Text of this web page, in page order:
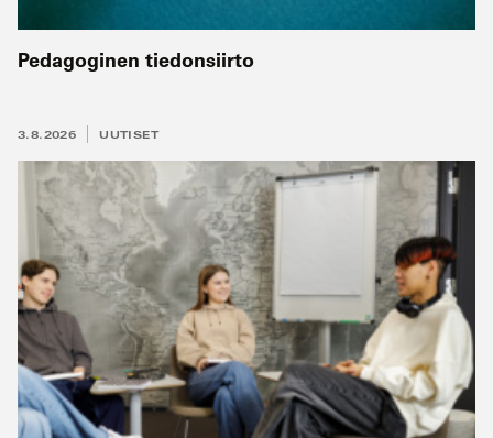
Pedagoginen tiedonsiirto
3.8.2026 UUTISET